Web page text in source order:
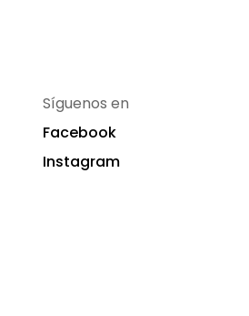
Síguenos en
Facebook
Instagram